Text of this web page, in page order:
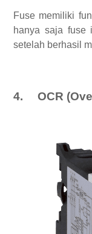
Fuse memiliki
hanya saja fuse
setelah berhasil
4. OCR